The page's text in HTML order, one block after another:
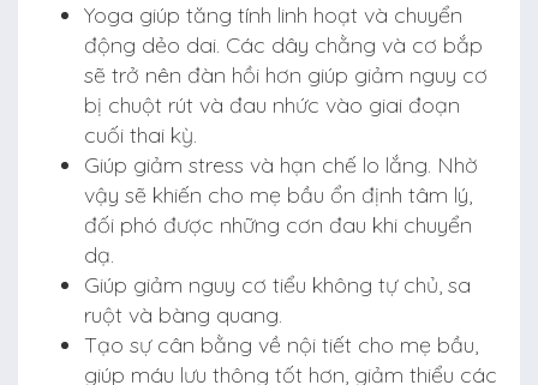
Yoga giúp tăng tính linh hoạt và chuyển
động dẻo dai. Các dây chằng và cơ bắp
sẽ trở nên đàn hồi hơn giúp giảm nguy cơ
bị chuột rút và đau nhức vào giai đoạn
cuối thai kỳ.
Giúp giảm stress và hạn chế lo lắng. Nhờ
vậy sẽ khiến cho mẹ bầu ổn định tâm lý,
đối phó được những cơn đau khi chuyển
dạ.
Giúp giảm nguy cơ tiểu không tự chủ, sa
ruột và bàng quang.
Tạo sự cân bằng về nội tiết cho mẹ bầu,
giúp máu lưu thông tốt hơn, giảm thiểu các